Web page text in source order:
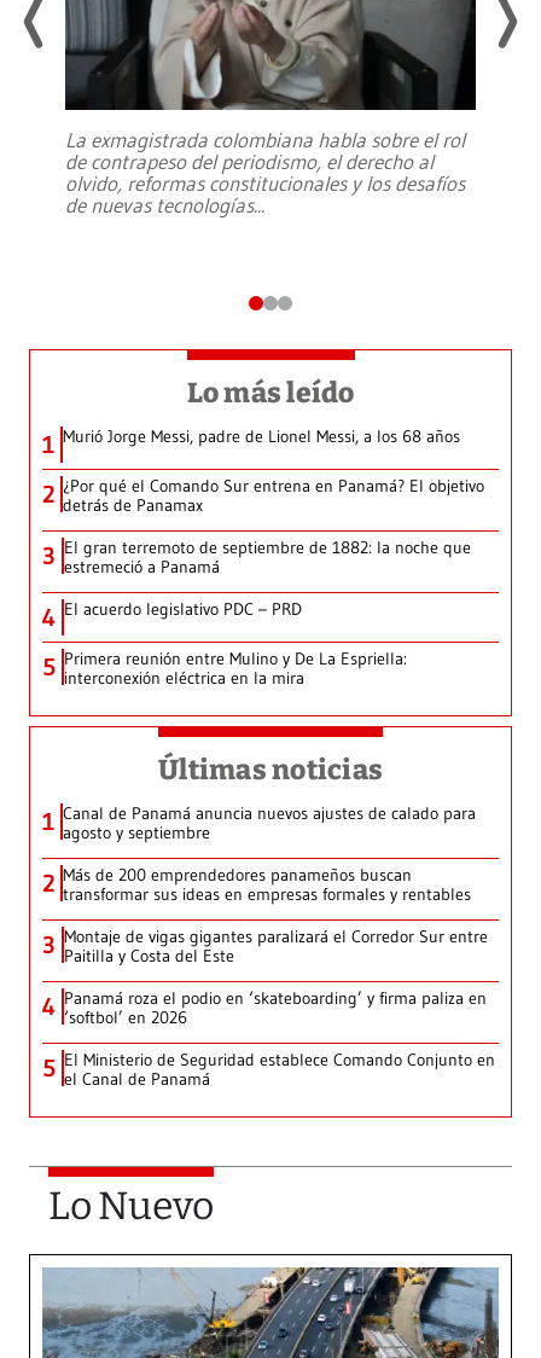
La exmagistrada colombiana habla sobre el rol
de contrapeso del periodismo, el derecho al
olvido, reformas constitucionales y los desafíos
de nuevas tecnologías...
Lo más leído
1 Murió Jorge Messi, padre de Lionel Messi, a los 68 años
2 ¿Por qué el Comando Sur entrena en Panamá? El objetivo
detrás de Panamax
3 El gran terremoto de septiembre de 1882: la noche que
estremeció a Panamá
4 El acuerdo legislativo PDC – PRD
5 Primera reunión entre Mulino y De La Espriella:
interconexión eléctrica en la mira
Últimas noticias
1 Canal de Panamá anuncia nuevos ajustes de calado para
agosto y septiembre
2 Más de 200 emprendedores panameños buscan
transformar sus ideas en empresas formales y rentables
3 Montaje de vigas gigantes paralizará el Corredor Sur entre
Paitilla y Costa del Este
4 Panamá roza el podio en ‘skateboarding’ y firma paliza en
‘softbol’ en 2026
5 El Ministerio de Seguridad establece Comando Conjunto en
el Canal de Panamá
Lo Nuevo